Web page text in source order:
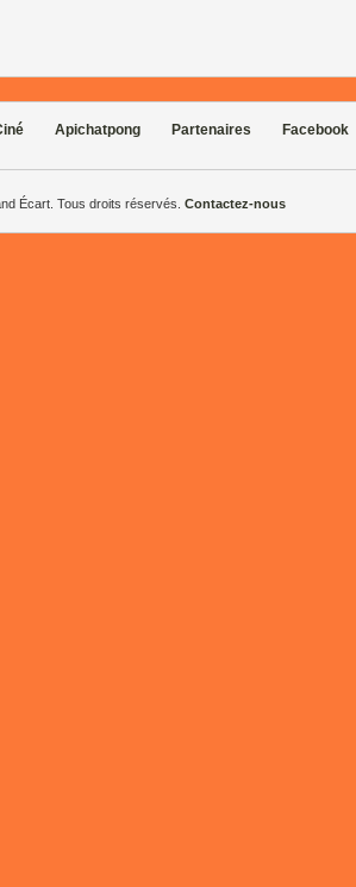
Apichatpong Partenaires Facebook
Écart. Tous droits réservés. Contactez-nous